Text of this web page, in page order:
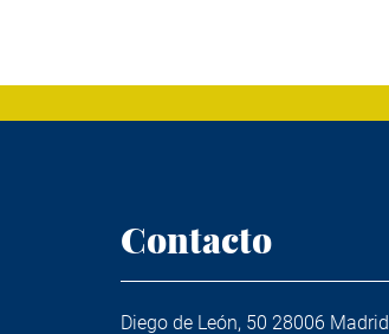
Contacto
Diego de León, 50 28006 Madrid